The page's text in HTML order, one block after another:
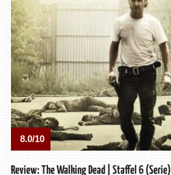
8.0/10
Review: The Walking Dead | Staffel 6 (Serie)